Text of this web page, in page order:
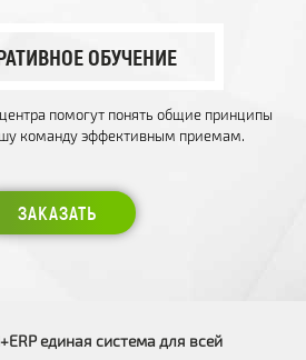
ОБУЧЕНИЕ
помогут понять общие принципы
команду эффективным приемам.
ЗАКАЗАТЬ
единая система для всей